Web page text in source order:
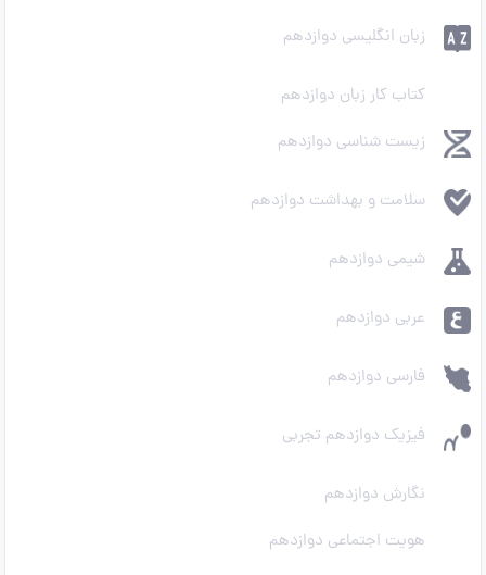
زبان انگلیسی دوازدهم
کتاب کار زبان دوازدهم
زیست شناسی دوازدهم
سلامت و بهداشت دوازدهم
شیمی دوازدهم
عربی دوازدهم
فارسی دوازدهم
فیزیک دوازدهم تجربی
نگارش دوازدهم
هویت اجتماعی دوازدهم